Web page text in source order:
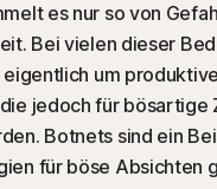
es nur so von
Bei vielen dieser
eigentlich um
jedoch für bösartige
Botnets sind ein
für böse Absichten